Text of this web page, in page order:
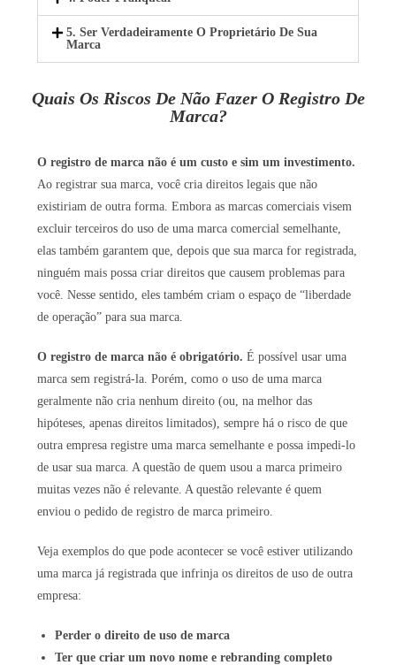
5. Ser Verdadeiramente O Proprietário De Sua
Marca
Quais Os Riscos De Não Fazer O Registro De
Marca?
O registro de marca não é um custo e sim um investimento.
Ao registrar sua marca, você cria direitos legais que não
existiriam de outra forma. Embora as marcas comerciais visem
excluir terceiros do uso de uma marca comercial semelhante,
elas também garantem que, depois que sua marca for registrada,
ninguém mais possa criar direitos que causem problemas para
você. Nesse sentido, eles também criam o espaço de “liberdade
de operação” para sua marca.
O registro de marca não é obrigatório. É possível usar uma
marca sem registrá-la. Porém, como o uso de uma marca
geralmente não cria nenhum direito (ou, na melhor das
hipóteses, apenas direitos limitados), sempre há o risco de que
outra empresa registre uma marca semelhante e possa impedi-lo
de usar sua marca. A questão de quem usou a marca primeiro
muitas vezes não é relevante. A questão relevante é quem
enviou o pedido de registro de marca primeiro.
Veja exemplos do que pode acontecer se você estiver utilizando
uma marca já registrada que infrinja os direitos de uso de outra
empresa:
Perder o direito de uso de marca
Ter que criar um novo nome e rebranding completo